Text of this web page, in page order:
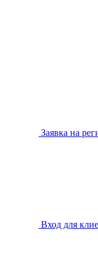
Заявка на
Вход для